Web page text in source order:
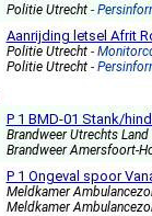
Politie Utrecht -
Aanrijding letsel Afrit
Politie Utrecht -
Politie Utrecht -
P 1 BMD-01 Stank/
Brandweer Utrechts Land
Brandweer Amersfoort-
P 1 Ongeval spoor
Meldkamer
Meldkamer